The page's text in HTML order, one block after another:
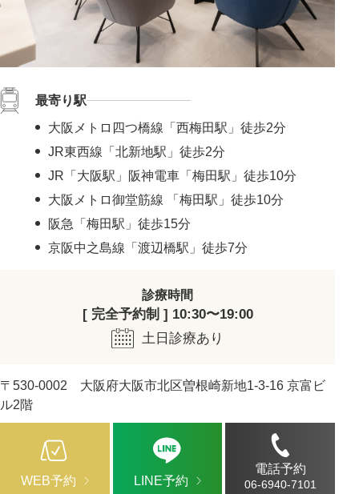
最寄り駅
大阪メトロ四つ橋線「西梅田駅」徒歩2分
JR東西線「北新地駅」徒歩2分
JR「大阪駅」阪神電車「梅田駅」徒歩10分
大阪メトロ御堂筋線 「梅田駅」徒歩10分
阪急「梅田駅」徒歩15分
京阪中之島線「渡辺橋駅」徒歩7分
診療時間
[ 完全予約制 ] 10:30〜19:00
土日診療あり
〒530-0002 大阪府大阪市北区曽根崎新地1-3-16 京富ビ
ル2階
WEB予約 LINE予約
電話予約
06-6940-7101